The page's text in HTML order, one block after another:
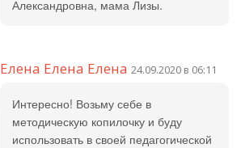
Александровна, мама Лизы.
Елена Елена Елена 24.09.2020 в 06:11
Интересно! Возьму себе в
методическую копилочку и буду
использовать в своей педагогической